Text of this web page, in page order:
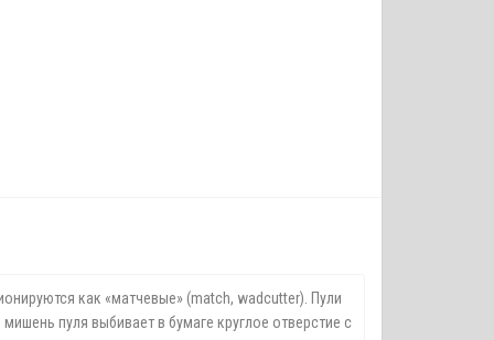
как «матчевые» (match, wadcutter). Пули
пуля выбивает в бумаге круглое отверстие с